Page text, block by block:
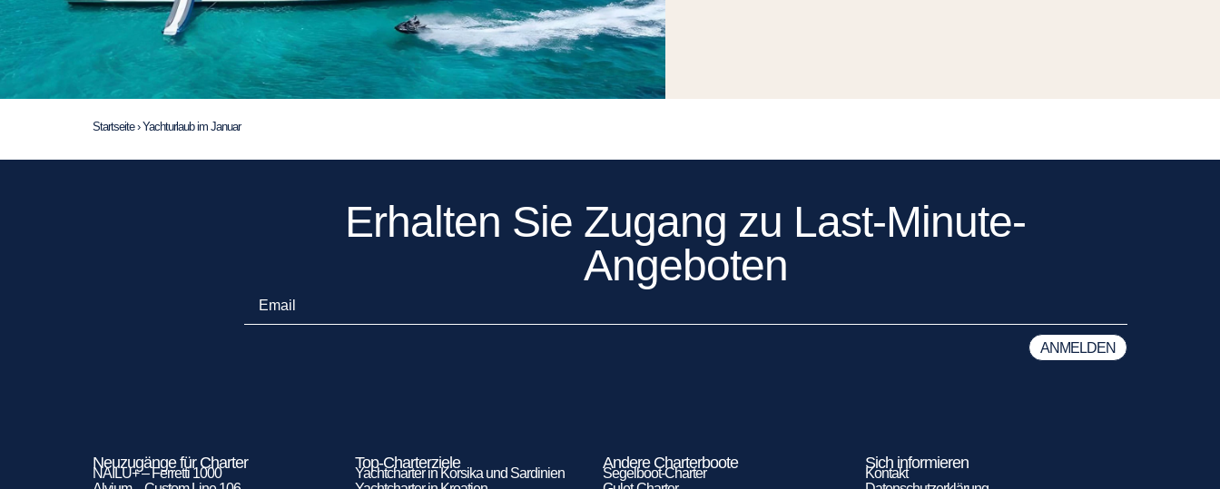
Startseite›Yachturlaub im Januar
Erhalten Sie Zugang zu Last-Minute-
Angeboten
Neuzugänge für Charter
NAILU+ – Ferretti 1000
Top-Charterziele
Yachtcharter in Korsika und Sardinien
Andere Charterboote
Segelboot-Charter
Sich informieren
Kontakt